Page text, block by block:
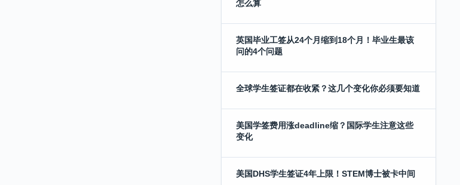
怎么算
英国毕业工签从24个月缩到18个月！毕业生最该
问的4个问题
全球学生签证都在收紧？这几个变化你必须要知道
美国学签费用涨deadline缩？国际学生注意这些
变化
美国DHS学生签证4年上限！STEM博士被卡中间